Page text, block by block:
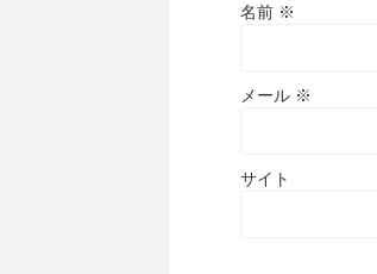
名前 ※
メール ※
サイト